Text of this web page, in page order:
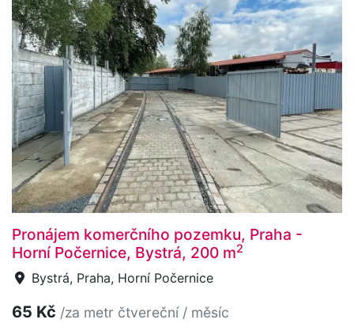
Pronájem komerčního pozemku, Praha -
Horní Počernice, Bystrá, 200 m2
Bystrá, Praha, Horní Počernice
65 Kč /za metr čtvereční / měsíc